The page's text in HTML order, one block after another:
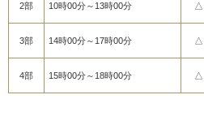
2部 10時00分～13時00分 △
3部 14時00分～17時00分 △
4部 15時00分～18時00分 △